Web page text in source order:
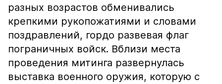
разных возрастов обменивались
крепкими рукопожатиями и словами
поздравлений, гордо развевая флаг
пограничных войск. Вблизи места
проведения митинга развернулась
выставка военного оружия, которую с